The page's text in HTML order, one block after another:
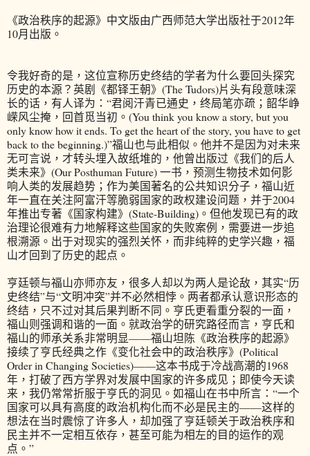
《政治秩序的起源》中文版由广西师范大学出版社于2012年
10月出版。
令我好奇的是，这位宣称历史终结的学者为什么要回头探究
历史的本源？英剧《都铎王朝》(The Tudors)片头有段意味深
长的话，有人译为：“君阅汗青已通史，终局笔亦疏；韶华峥
嵘风尘掩，回首觅当初。(You think you know a story, but you
only know how it ends. To get the heart of the story, you have to get
back to the beginning.)”福山也与此相似。他并不是因为对未来
无可言说，才转头埋入故纸堆的，他曾出版过《我们的后人
类未来》(Our Posthuman Future) 一书，预测生物技术如何影
响人类的发展趋势；作为美国著名的公共知识分子，福山近
年一直在关注阿富汗等脆弱国家的政权建设问题，并于2004
年推出专著《国家构建》(State-Building)。但他发现已有的政
治理论很难有力地解释这些国家的失败案例，需要进一步追
根溯源。出于对现实的强烈关怀，而非纯粹的史学兴趣，福
山才回到了历史的起点。
亨廷顿与福山亦师亦友，很多人却以为两人是论敌，其实“历
史终结”与“文明冲突”并不必然相悖。两者都承认意识形态的
终结，只不过对其后果判断不同。亨氏更看重分裂的一面，
福山则强调和谐的一面。就政治学的研究路径而言，亨氏和
福山的师承关系非常明显——福山坦陈《政治秩序的起源》
接续了亨氏经典之作《变化社会中的政治秩序》(Political
Order in Changing Societies)——这本书成于冷战高潮的1968
年，打破了西方学界对发展中国家的许多成见；即使今天读
来，我仍常常折服于亨氏的洞见。如福山在书中所言：“一个
国家可以具有高度的政治机构化而不必是民主的——这样的
想法在当时震惊了许多人，却加强了亨廷顿关于政治秩序和
民主并不一定相互依存，甚至可能为相左的目的运作的观
点。”